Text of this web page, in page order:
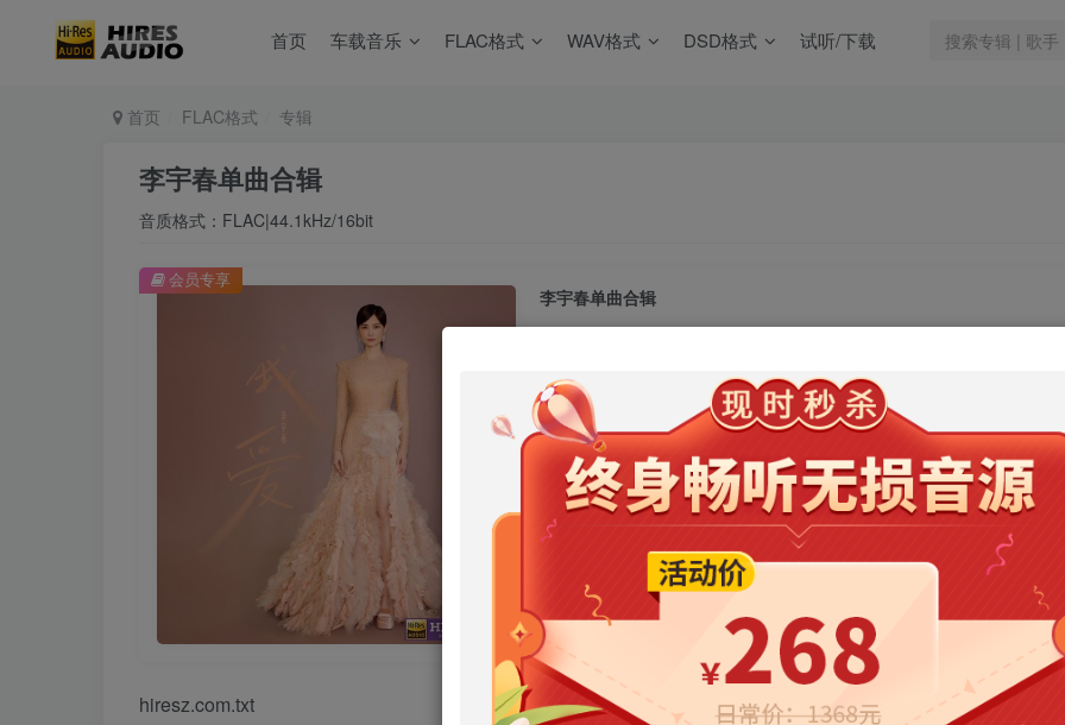
首页 车载音乐 FLAC格式 WAV格式 DSD格式 试听/下载
首页 FLAC格式 专辑
李宇春单曲合辑
音质格式：FLAC|44.1kHz/16bit
李宇春单曲合辑
￥9.9 限时特惠
￥99
年卡会员免费 永久会员 免费
立即购买
您当前未登录！建议登陆后购买，可保存购买订单
会员专享
hiresz.com.txt